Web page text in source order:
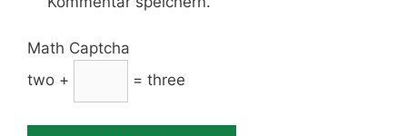
Math Captcha
two +
= three